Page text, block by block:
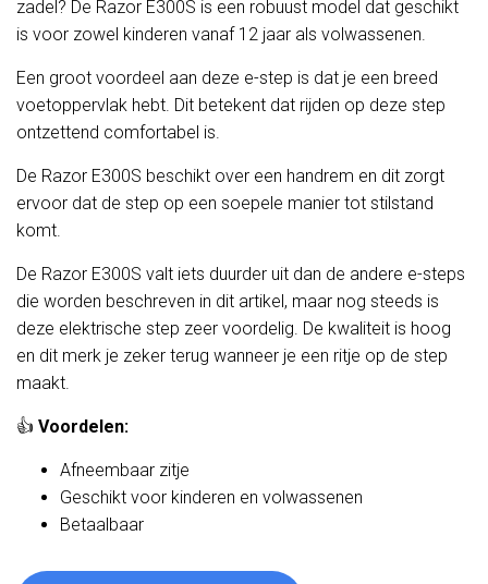
zadel? De Razor E300S is een robuust model dat geschikt
is voor zowel kinderen vanaf 12 jaar als volwassenen.
Een groot voordeel aan deze e-step is dat je een breed
voetoppervlak hebt. Dit betekent dat rijden op deze step
ontzettend comfortabel is.
De Razor E300S beschikt over een handrem en dit zorgt
ervoor dat de step op een soepele manier tot stilstand
komt.
De Razor E300S valt iets duurder uit dan de andere e-steps
die worden beschreven in dit artikel, maar nog steeds is
deze elektrische step zeer voordelig. De kwaliteit is hoog
en dit merk je zeker terug wanneer je een ritje op de step
maakt.
👍 Voordelen:
Afneembaar zitje
Geschikt voor kinderen en volwassenen
Betaalbaar